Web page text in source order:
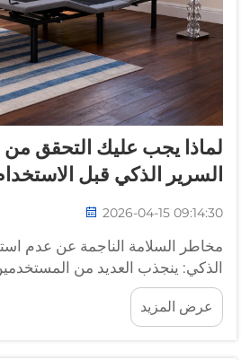
لماذا يجب عليك التحقق من
السرير الذكي قبل
2026-04-15 09:14:30
مخاطر السلامة الناجمة عن عدم
الذكي: ينجذب العديد من
القابلة للضبط والتجربة المريحة
الذكي، لكن قلةً منهم تدرك أن
الاستخدام مرتبطٌ ارتباطًا وثيقًا
عرض المزيد